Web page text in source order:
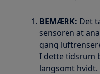
BEMÆRK: Det
sensoren at
gang
I dette tidsrum
langsomt